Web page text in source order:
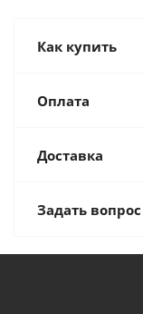
Как купить
Оплата
Доставка
Задать вопрос